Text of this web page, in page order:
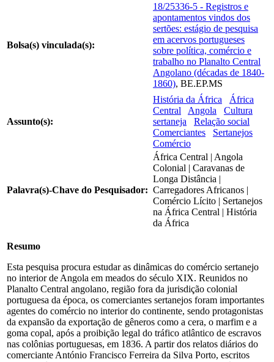
Bolsa(s) vinculada(s):
18/25336-5 - Registros e
apontamentos vindos dos
sertões: estágio de pesquisa
em acervos portugueses
sobre política, comércio e
trabalho no Planalto Central
Angolano (décadas de 1840-
1860), BE.EP.MS
Assunto(s):
História da África
África
Central
Angola
Cultura
sertaneja
Relação social
Comerciantes
Sertanejos
Comércio
Palavra(s)-Chave do Pesquisador:
África Central | Angola
Colonial | Caravanas de
Longa Distância |
Carregadores Africanos |
Comércio Lícito | Sertanejos
na África Central | História
da África
Resumo
Esta pesquisa procura estudar as dinâmicas do comércio sertanejo
no interior de Angola em meados do século XIX. Reunidos no
Planalto Central angolano, região fora da jurisdição colonial
portuguesa da época, os comerciantes sertanejos foram importantes
agentes do comércio no interior do continente, sendo protagonistas
da expansão da exportação de gêneros como a cera, o marfim e a
goma copal, após a proibição legal do tráfico atlântico de escravos
nas colônias portuguesas, em 1836. A partir dos relatos diários do
comerciante António Francisco Ferreira da Silva Porto, escritos